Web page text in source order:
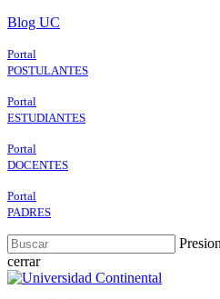
Skip
main
content
Blog UC
Portal
POSTULANTES
Portal
ESTUDIANTES
Portal
DOCENTES
Portal
PADRES
cerrar
Close